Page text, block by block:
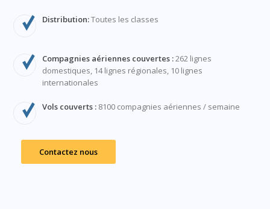
Distribution:Toutes les classes
Compagnies aériennes couvertes :262 lignes
domestiques, 14 lignes régionales, 10 lignes
internationales
Vols couverts : 8100 compagnies aériennes / semaine
Contactez nous